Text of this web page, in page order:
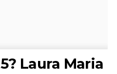
Laura Maria